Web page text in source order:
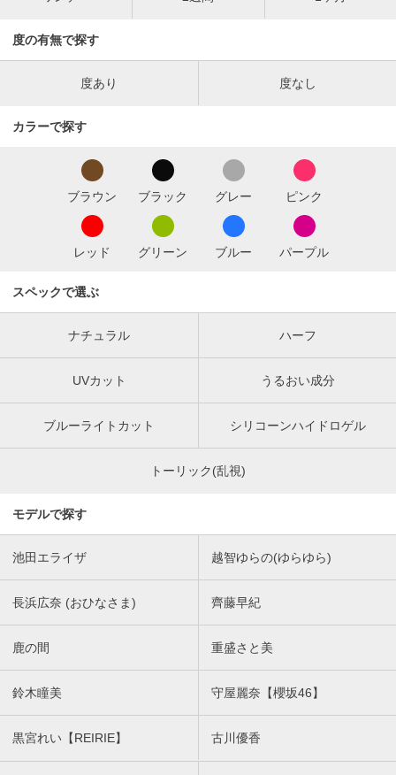
度の有無で探す
度あり 度なし
カラーで探す
ブラウン ブラック グレー ピンク
レッド グリーン ブルー パープル
スペックで選ぶ
ナチュラル ハーフ
UVカット うるおい成分
ブルーライトカット シリコーンハイドロゲル
トーリック(乱視)
モデルで探す
池田エライザ 越智ゆらの(ゆらゆら)
長浜広奈 (おひなさま) 齊藤早紀
鹿の間 重盛さと美
鈴木瞳美 守屋麗奈【櫻坂46】
黒宮れい【REIRIE】 古川優香